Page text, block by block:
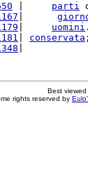
parti
uomini
conservata
|
Best
rights reserved by